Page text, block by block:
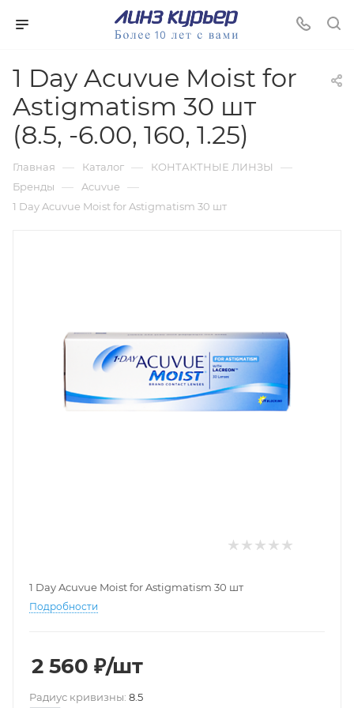
1 Day Acuvue Moist for
Astigmatism 30 шт
(8.5, -6.00, 160, 1.25)
Главная — Каталог — КОНТАКТНЫЕ ЛИНЗЫ —
Бренды — Acuvue —
1 Day Acuvue Moist for Astigmatism 30 шт
1 Day Acuvue Moist for Astigmatism 30 шт
Подробности
2 560 ₽/шт
Pадиус кривизны: 8.5